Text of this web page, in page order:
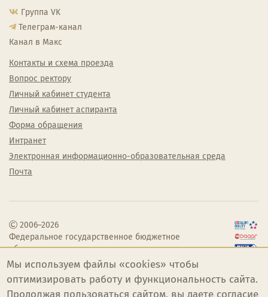
Группа VK
Телеграм-канал
Канал в Макс
Контакты и схема проезда
Вопрос ректору
Личный кабинет студента
Личный кабинет аспиранта
Форма обращения
Интранет
Электронная информационно-образовательная среда
Почта
2006–2026
Федеральное государственное бюджетное
образовательное учреждение высшего
образования «Челябинский государственный
институт культуры»
Мы используем файлы «cookies» чтобы
оптимизировать работу и функциональность сайта.
Продолжая пользоваться сайтом, вы даете согласие